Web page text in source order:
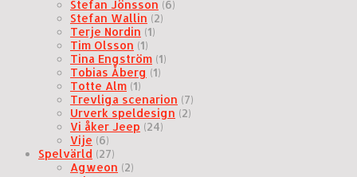
Stefan Jönsson (6)
Stefan Wallin (2)
Terje Nordin (1)
Tim Olsson (1)
Tina Engström (1)
Tobias Åberg (1)
Totte Alm (1)
Trevliga scenarion (7)
Urverk speldesign (2)
Vi åker Jeep (24)
Vije (6)
Spelvärld (27)
Agweon (2)